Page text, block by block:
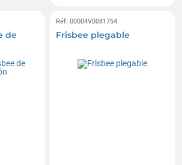
de
Réf. 00004V0081754
Frisbee plegable